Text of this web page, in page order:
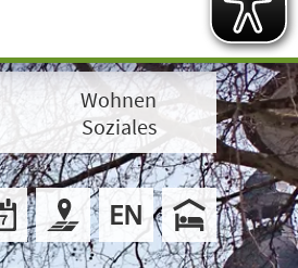
Wohnen
Soziales